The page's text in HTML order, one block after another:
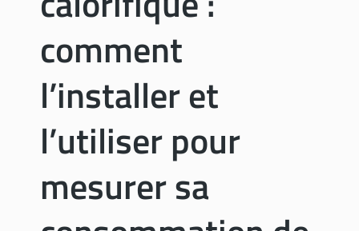
o
t
r
a
v
a
d
e
b
comment
l’installer et
l’utiliser pour
mesurer sa